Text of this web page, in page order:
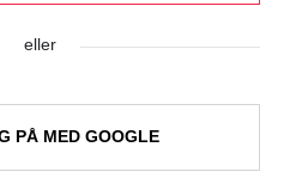
eller
PÅ MED GOOGLE